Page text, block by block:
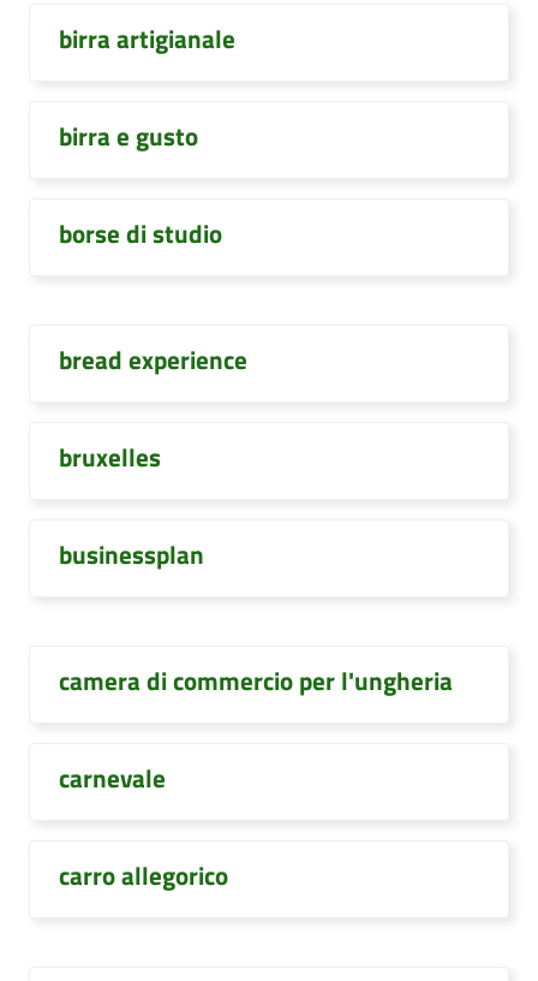
birra artigianale
birra e gusto
borse di studio
bread experience
bruxelles
businessplan
camera di commercio per l'ungheria
carnevale
carro allegorico